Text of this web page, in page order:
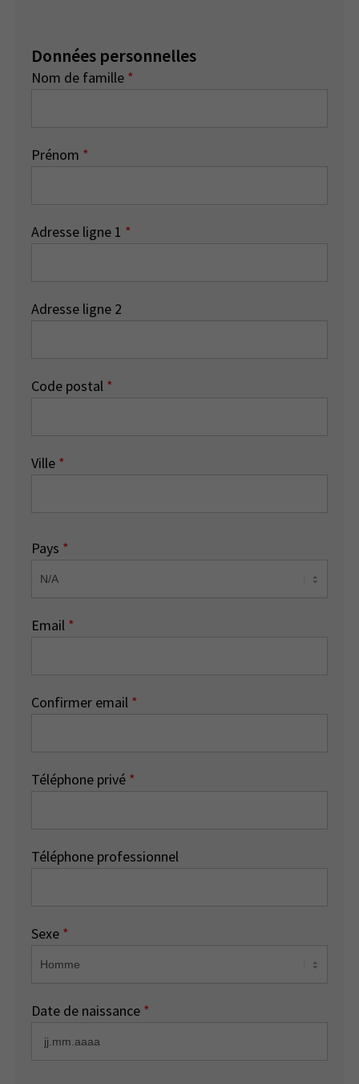
Données personnelles
Nom de famille *
Prénom *
Adresse ligne 1 *
Adresse ligne 2
Code postal *
Ville *
Pays *
Email *
Confirmer email *
Téléphone privé *
Téléphone professionnel
Sexe *
Date de naissance *